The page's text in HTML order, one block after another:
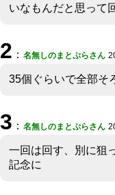
いなもんだと思って
2 ： 名無しのまとぷらさん
35個ぐらいで全部そ
3 ： 名無しのまとぷらさん
一回は回す、別に狙
記念に